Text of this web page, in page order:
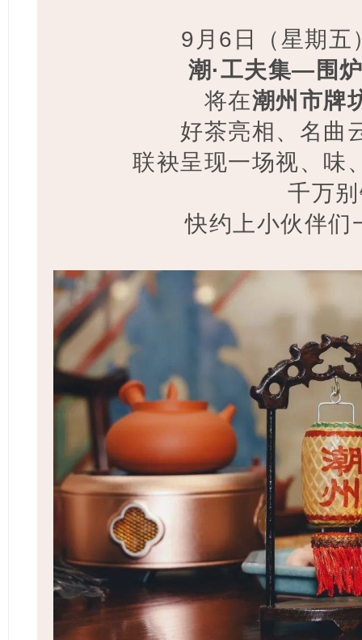
9月6日（星期
潮·工夫集—围
将在潮州市牌
好茶亮相、 名曲
联袂呈现一场视、味
千万
快约上小伙伴们